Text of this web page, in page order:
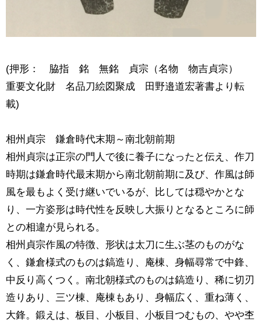
(押形： 脇指 銘 無銘 貞宗（名物 物吉貞宗）
重要文化財 名品刀絵図聚成 田野邉道宏著書より転
載)
相州貞宗 鎌倉時代末期～南北朝前期
相州貞宗は正宗の門人で後に養子になったと伝え、作刀
時期は鎌倉時代最末期から南北朝前期に及び、作風は師
風を最もよく受け継いでいるが、比しては穏やかとな
り、一方姿形は時代性を反映し大振りとなるところに師
との相違が見られる。
相州貞宗作風の特徴、形状は太刀に生ぶ茎のものがな
く、鎌倉様式のものは鎬造り、庵棟、身幅尋常で中鋒、
中反り高くつく。南北朝様式のものは鎬造り、稀に切刃
造りあり、三ツ棟、庵棟もあり、身幅広く、重ね薄く、
大鋒。鍛えは、板目、小板目、小板目つむもの、やや杢